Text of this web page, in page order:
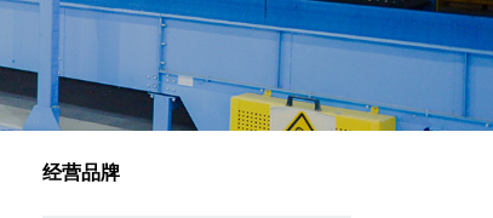
经营品牌